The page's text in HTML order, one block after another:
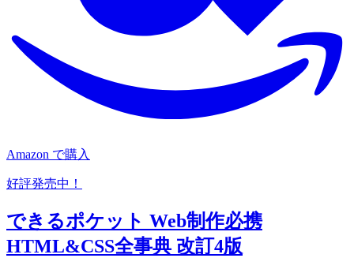
Amazon で購入
好評発売中！
できるポケット Web制作必携
HTML&CSS全事典 改訂4版